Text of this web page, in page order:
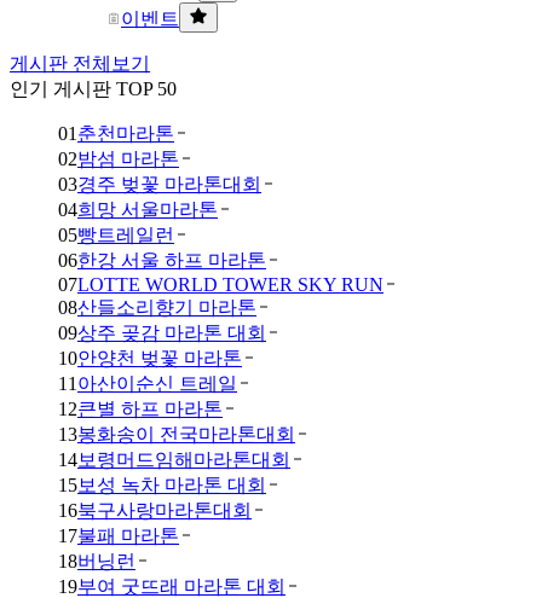
이벤트
게시판 전체보기
인기 게시판 TOP 50
01 춘천마라톤
02밤섬 마라톤
03경주 벚꽃 마라톤대회
04희망 서울마라톤
05빵트레일런
06한강 서울 하프 마라톤
07LOTTE WORLD TOWER SKY RUN
08산들소리향기 마라톤
09상주 곶감 마라톤 대회
10안양천 벚꽃 마라톤
11 아산이순신 트레일
12큰별 하프 마라톤
13봉화송이 전국마라톤대회
14보령머드임해마라톤대회
15보성 녹차 마라톤 대회
16북구사랑마라톤대회
17불패 마라톤
18버닝런
19부여 굿뜨래 마라톤 대회